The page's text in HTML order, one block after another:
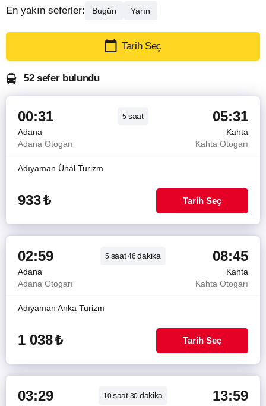
En yakın seferler: Bugün Yarın
Tarih Seç
52 sefer bulundu
00:31 5 saat 05:31
Adana
Kahta
Adana Otogarı
Kahta Otogarı
Adıyaman Ünal Turizm
933₺ Tarih Seç
02:59 5 saat46dakika 08:45
Adana
Kahta
Adana Otogarı
Kahta Otogarı
Adıyaman Anka Turizm
1 038₺ Tarih Seç
03:29 10saat30 dakika 13:59